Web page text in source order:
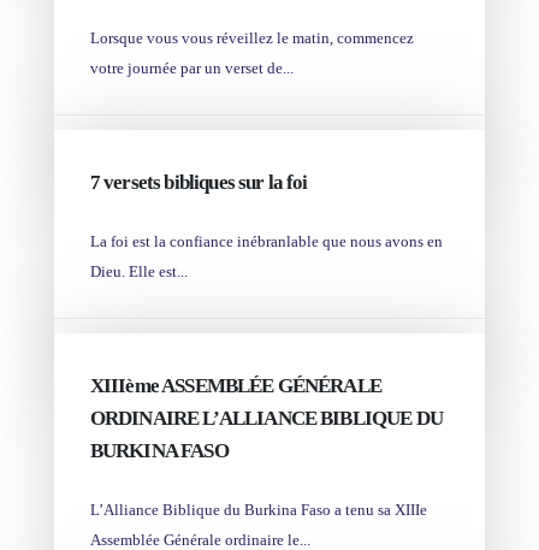
Lorsque vous vous réveillez le matin, commencez
votre journée par un verset de...
7 versets bibliques sur la foi
La foi est la confiance inébranlable que nous avons en
Dieu. Elle est...
XIIIème ASSEMBLÉE GÉNÉRALE
ORDINAIRE L’ALLIANCE BIBLIQUE DU
BURKINA FASO
L’Alliance Biblique du Burkina Faso a tenu sa XIIIe
Assemblée Générale ordinaire le...